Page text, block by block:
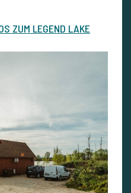
ZUM LEGEND LAKE